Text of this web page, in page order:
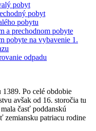
pobyt
pobyt
pobytu
a prechodnom pobyte
pobyte na vybavenie 1.
odpadu
Po celé obdobie
avšak od 16. storočia tu
časť poddanskú
zemiansku patriacu rodine